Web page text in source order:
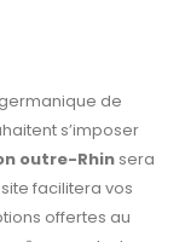
de
s’imposer
outre-Rhin sera
facilitera vos
offertes au